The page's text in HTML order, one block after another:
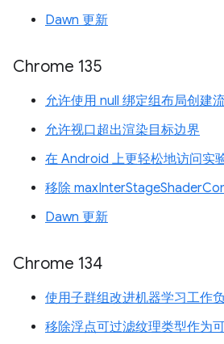
Dawn 更新
Chrome 135
允许使用 null 绑定组布局创建
允许视口超出渲染目标边界
在 Android 上更轻松地访问实
移除
Dawn 更新
Chrome 134
使用子群组改进机器学习工作
移除浮点可过滤纹理类型作为